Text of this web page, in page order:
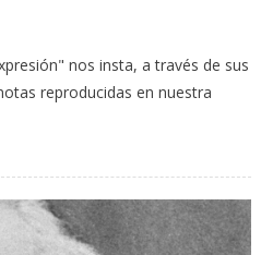
nos insta, a través de sus
reproducidas en nuestra